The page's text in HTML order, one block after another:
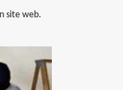
site web.